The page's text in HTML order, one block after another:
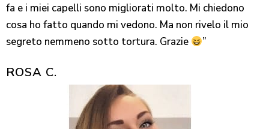
fa e i miei capelli sono migliorati molto. Mi chiedono
cosa ho fatto quando mi vedono. Ma non rivelo il mio
segreto nemmeno sotto tortura. Grazie
”
ROSA C.